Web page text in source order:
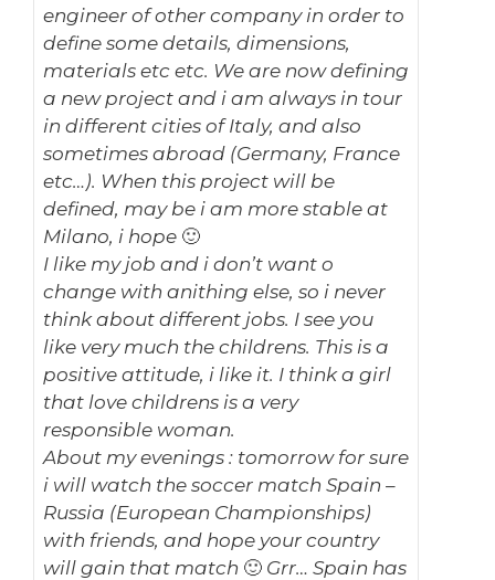
engineer of other company in order to
define some details, dimensions,
materials etc etc. We are now defining
a new project and i am always in tour
in different cities of Italy, and also
sometimes abroad (Germany, France
etc…). When this project will be
defined, may be i am more stable at
Milano, i hope 🙂
I like my job and i don’t want o
change with anithing else, so i never
think about different jobs. I see you
like very much the childrens. This is a
positive attitude, i like it. I think a girl
that love childrens is a very
responsible woman.
About my evenings : tomorrow for sure
i will watch the soccer match Spain –
Russia (European Championships)
with friends, and hope your country
will gain that match 🙂 Grr… Spain has